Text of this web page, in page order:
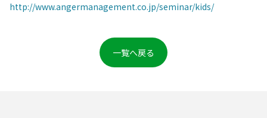
http://www.angermanagement.co.jp/seminar/kids/
一覧へ戻る